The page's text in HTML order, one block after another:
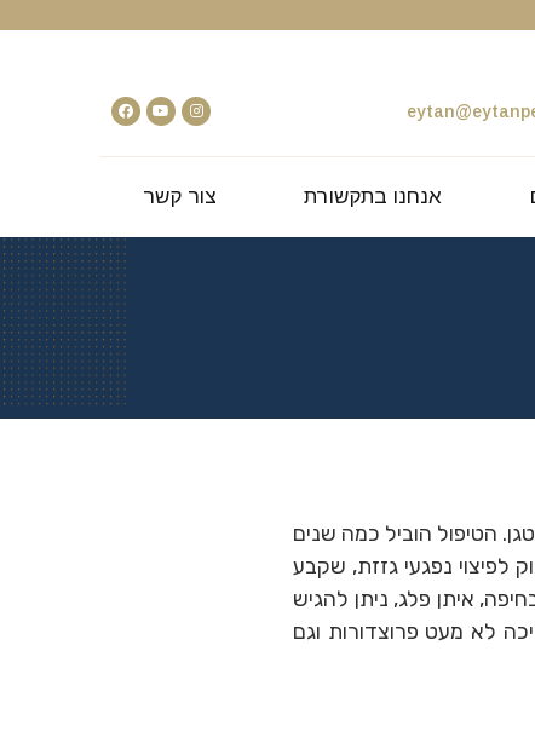
אנחנו בתקשורת צור קשר
באמצעות רנטגן. הטיפול הוביל כמה שנים
לרבות גידולים סרטניים וגידולים שפירים. בשנת 1994 נחקק חוק לפיצוי נפגעי גזזת, שקבע
איתן פלג, ניתן להגיש
לא מעט פרוצדורות וגם